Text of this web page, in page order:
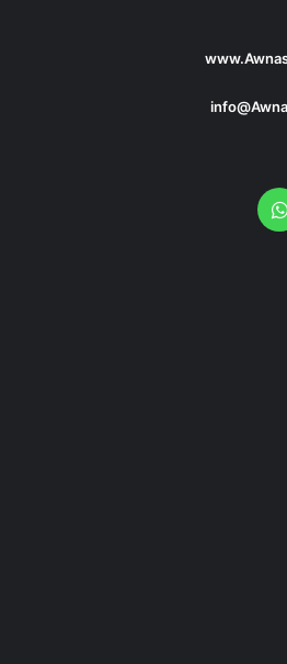
واتساب